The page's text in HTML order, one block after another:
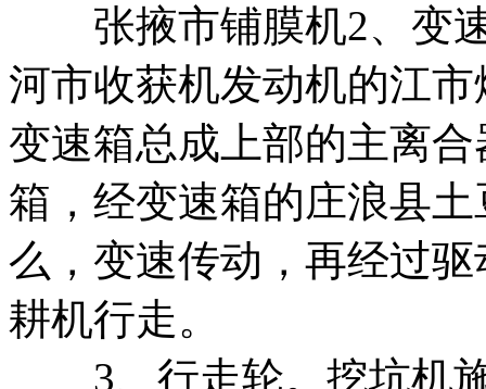
张掖市铺膜机2、变
河市收获机发动机的江市
变速箱总成上部的主离
箱，经变速箱的庄浪县
么， 变速传动，再经过
耕机行走。
3、行走轮。 挖坑机